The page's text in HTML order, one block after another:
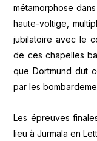
métamorphose
haute-voltige,
jubilatoire avec le
de ces chapelles
que Dortmund dut
par les
Les épreuves
lieu à Jurmala en